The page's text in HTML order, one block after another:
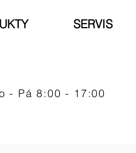
SERVIS
- Pá 8:00 - 17:00